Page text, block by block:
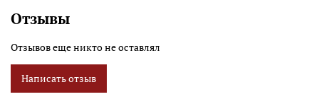
камнеметов. Они были настолько мощными "разрушителями
Для знати обладание камнеметом являлось свидетельством
могущества и богатства.камнеметы перевозили на повозках,
запряженных тяжеловозами. Почти всегда их старались
установить как можно ближе от стен штурмуемой крепости.
Отзывы
Отзывов еще никто не оставлял
Написать отзыв